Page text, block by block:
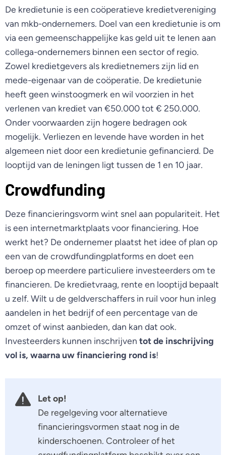
De kredietunie is een coöperatieve kredietvereniging
van mkb-ondernemers. Doel van een kredietunie is om
via een gemeenschappelijke kas geld uit te lenen aan
collega-ondernemers binnen een sector of regio.
Zowel kredietgevers als kredietnemers zijn lid en
mede-eigenaar van de coöperatie. De kredietunie
heeft geen winstoogmerk en wil voorzien in het
verlenen van krediet van €50.000 tot € 250.000.
Onder voorwaarden zijn hogere bedragen ook
mogelijk. Verliezen en levende have worden in het
algemeen niet door een kredietunie gefinancierd. De
looptijd van de leningen ligt tussen de 1 en 10 jaar.
Crowdfunding
Deze financieringsvorm wint snel aan populariteit. Het
is een internetmarktplaats voor financiering. Hoe
werkt het? De ondernemer plaatst het idee of plan op
een van de crowdfundingplatforms en doet een
beroep op meerdere particuliere investeerders om te
financieren. De kredietvraag, rente en looptijd bepaalt
u zelf. Wilt u de geldverschaffers in ruil voor hun inleg
aandelen in het bedrijf of een percentage van de
omzet of winst aanbieden, dan kan dat ook.
Investeerders kunnen inschrijven tot de inschrijving
vol is, waarna uw financiering rond is!
Let op!
De regelgeving voor alternatieve
financieringsvormen staat nog in de
kinderschoenen. Controleer of het